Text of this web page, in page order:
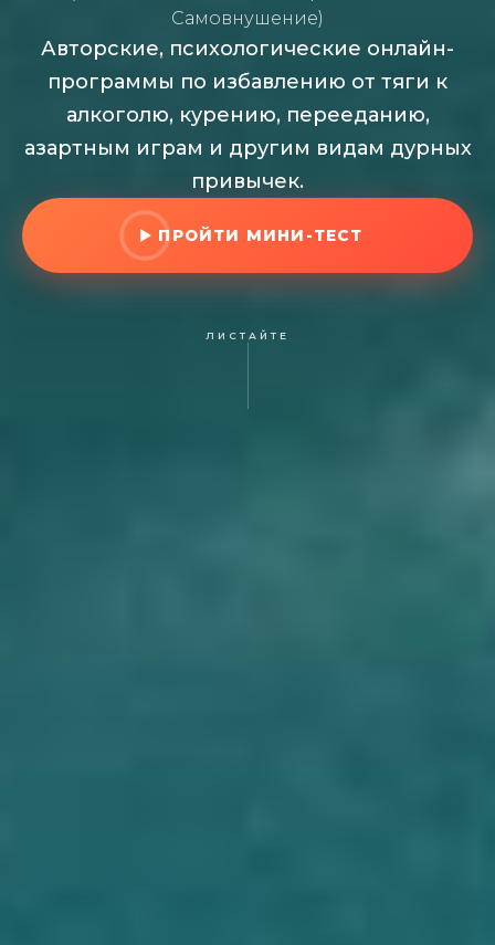
Самовнушение)
Авторские, психологические онлайн-
программы по избавлению от тяги к
алкоголю, курению, перееданию,
азартным играм и другим видам дурных
привычек.
ПРОЙТИ МИНИ-ТЕСТ
ЛИСТАЙТЕ